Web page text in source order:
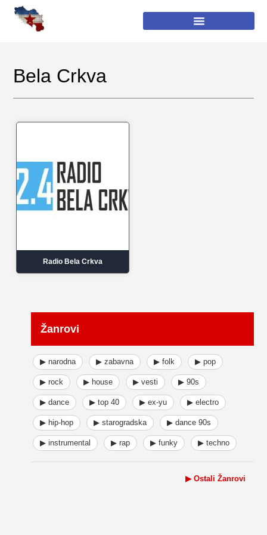
Bela Crkva
Radio Bela Crkva
Žanrovi
▶ narodna ▶ zabavna ▶ folk ▶ pop
▶ rock ▶ house ▶ vesti ▶ 90s
▶ dance ▶ top 40 ▶ ex-yu ▶ electro
▶ hip-hop ▶ starogradska ▶ dance 90s
▶ instrumental ▶ rap ▶ funky ▶ techno
▶ Ostali Žanrovi